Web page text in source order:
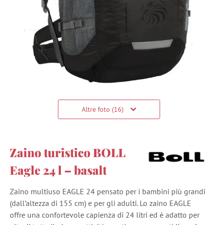
Altre foto (16)
Zaino turistico BOLL
Eagle 24 l – basalt
Zaino multiuso EAGLE 24 pensato per i bambini più grandi
(dall’altezza di 155 cm) e per gli adulti. Lo zaino EAGLE
offre una confortevole capienza di 24 litri ed è adatto per